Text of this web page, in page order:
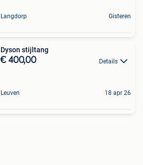
Langdorp Gisteren
Dyson stijltang
€ 400,00 Details
Leuven 18 apr 26